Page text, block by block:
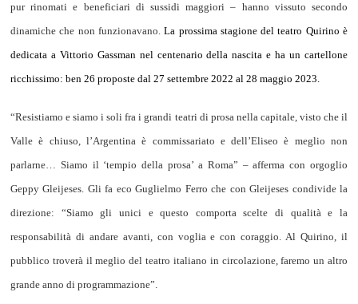
pur rinomati e beneficiari di sussidi maggiori – hanno vissuto secondo
dinamiche che non funzionavano.La prossima stagione del teatro Quirino è
dedicata a Vittorio Gassman nel centenario della nascita e ha un cartellone
ricchissimo: ben 26 proposte dal 27 settembre 2022 al 28 maggio 2023.
“Resistiamo e siamo i soli fra i grandi teatri di prosa nella capitale, visto che il
Valle è chiuso, l’Argentina è commissariato e dell’Eliseo è meglio non
parlarne… Siamo il ‘tempio della prosa’ a Roma” – afferma con orgoglio
Geppy Gleijeses. Gli fa eco Guglielmo Ferro che con Gleijeses condivide la
direzione: “Siamo gli unici e questo comporta scelte di qualità e la
responsabilità di andare avanti, con voglia e con coraggio. Al Quirino, il
pubblico troverà il meglio del teatro italiano in circolazione, faremo un altro
grande anno di programmazione”.